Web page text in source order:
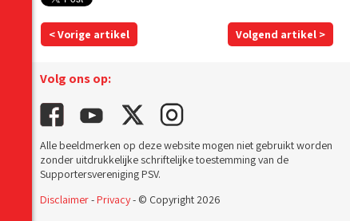
< Vorige artikel Volgend artikel >
Volg ons op:
Alle beeldmerken op deze website mogen niet gebruikt worden
zonder uitdrukkelijke schriftelijke toestemming van de
Supportersvereniging PSV.
Disclaimer-Privacy- © Copyright 2026